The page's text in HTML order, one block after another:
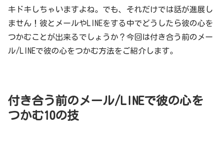
キドキしちゃいますよね。でも、それだけでは話が進展し
ません！彼とメールやLINEをする中でどうしたら彼の心を
つかむことが出来るでしょうか？今回は付き合う前のメー
ル/LINEで彼の心をつかむ方法をご紹介します。
付き合う前のメール/LINEで彼の心を
つかむ10の技